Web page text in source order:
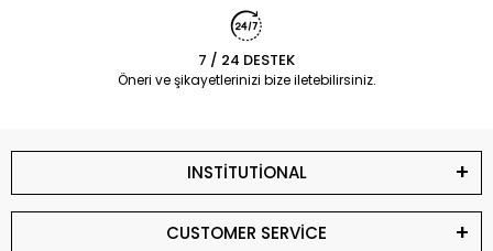
7 / 24 DESTEK
Öneri ve şikayetlerinizi bize iletebilirsiniz.
INSTİTUTİONAL
CUSTOMER SERVİCE